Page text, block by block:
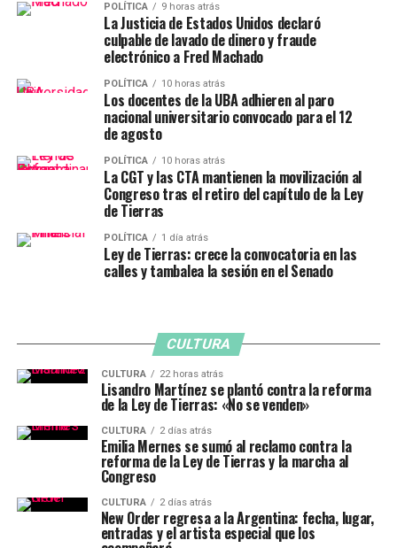
POLÍTICA 9 horas atrás
La Justicia de Estados Unidos declaró
culpable de lavado de dinero y fraude
electrónico a Fred Machado
POLÍTICA 10 horas atrás
Los docentes de la UBA adhieren al paro
nacional universitario convocado para el 12
de agosto
POLÍTICA 10 horas atrás
La CGT y las CTA mantienen la movilización al
Congreso tras el retiro del capítulo de la Ley
de Tierras
POLÍTICA 1 día atrás
Ley de Tierras: crece la convocatoria en las
calles y tambalea la sesión en el Senado
CULTURA
CULTURA 22 horas atrás
Lisandro Martínez se plantó contra la reforma
de la Ley de Tierras: «No se venden»
CULTURA 2 días atrás
Emilia Mernes se sumó al reclamo contra la
reforma de la Ley de Tierras y la marcha al
Congreso
CULTURA 2 días atrás
New Order regresa a la Argentina: fecha, lugar,
entradas y el artista especial que los